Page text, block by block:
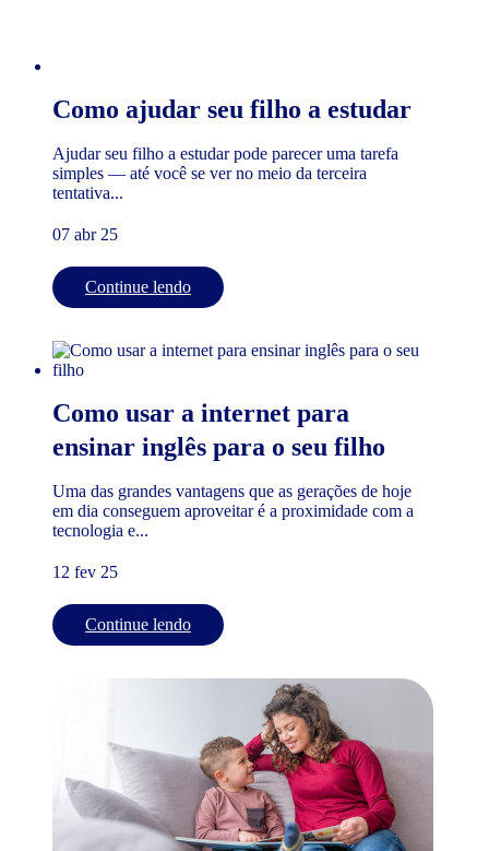
Como ajudar seu filho a estudar
Ajudar seu filho a estudar pode parecer uma tarefa
simples — até você se ver no meio da terceira
tentativa...
07 abr 25
Continue lendo
Como usar a internet para
ensinar inglês para o seu filho
Uma das grandes vantagens que as gerações de hoje
em dia conseguem aproveitar é a proximidade com a
tecnologia e...
12 fev 25
Continue lendo